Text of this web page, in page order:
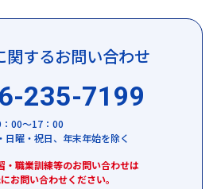
関するお問い合わせ
235-7199
00～17：00
日曜・祝日、年末年始を除く
・職業訓練等のお問い合わせは
お問い合わせください。